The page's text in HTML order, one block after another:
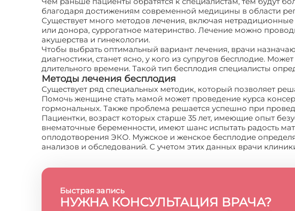
благодаря достижениям современной медицины в области
Существует много методов лечения, включая
или донора, суррогатное материнство. Лечение можно
акушерства и гинекологии.
Чтобы выбрать оптимальный вариант лечения, врачи
диагностики, станет ясно, у кого из супругов бесплодие.
длительного времени. Такой тип бесплодия специалисты
Методы лечения бесплодия
Существует ряд специальных методик, который позволяет
Помочь женщине стать мамой может проведение курса
гормональных. Также проблема решается успешно при
Пациентки, возраст которых старше 35 лет, имеющие опыт
внематочные беременности, имеют шанс испытать радость
оплодотворения ЭКО. Мужское и женское бесплодие
анализов и обследований. С учетом этих данных врачи
Быстрая запись
НУЖНА КОНСУЛЬТАЦИЯ ВРАЧА?